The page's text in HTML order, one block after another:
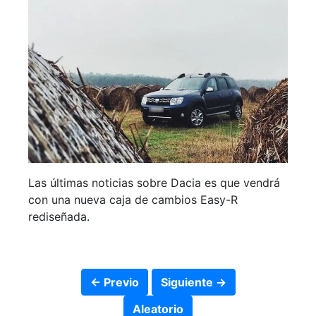
Las últimas noticias sobre Dacia es que vendrá
con una nueva caja de cambios Easy-R
rediseñada.
← Previo
Siguiente →
Aleatorio